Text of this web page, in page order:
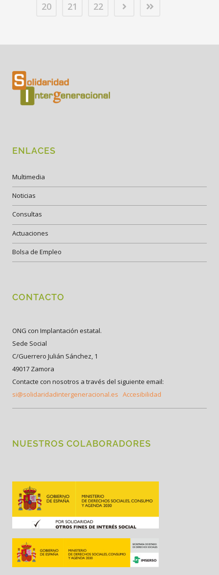
20
21 22
ENLACES
Multimedia
Noticias
Consultas
Actuaciones
Bolsa de Empleo
CONTACTO
ONG con Implantación estatal.
Sede Social
C/Guerrero Julián Sánchez, 1
49017 Zamora
Contacte con nosotros a través del siguiente email:
si@solidaridadintergeneracional.es Accesibilidad
NUESTROS COLABORADORES